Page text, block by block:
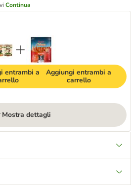
Continua
entrambi a
Aggiungi entrambi a
carrello
Mostra dettagli